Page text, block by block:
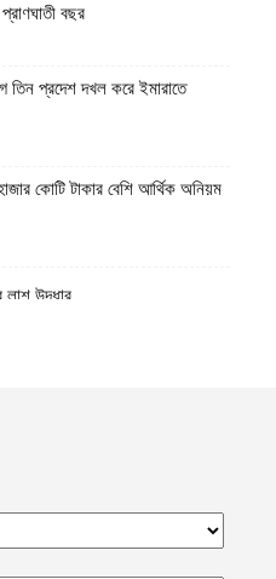
বছর
প্রদেশ দখল করে ইমারাতে
কোটি টাকার বেশি আর্থিক অনিয়ম
লাশ উদ্ধার
সরঞ্জাম জব্দ করেছে ইমারাতে